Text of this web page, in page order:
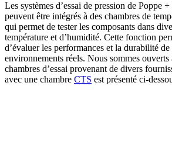
Les systèmes d’essai de pression de Poppe
peuvent être intégrés à des chambres de
qui permet de tester les composants dans
température et d’humidité. Cette fonction
d’évaluer les performances et la durabilité
environnements réels. Nous sommes ouverts
chambres d’essai provenant de divers
avec une chambre CTS est présenté ci-